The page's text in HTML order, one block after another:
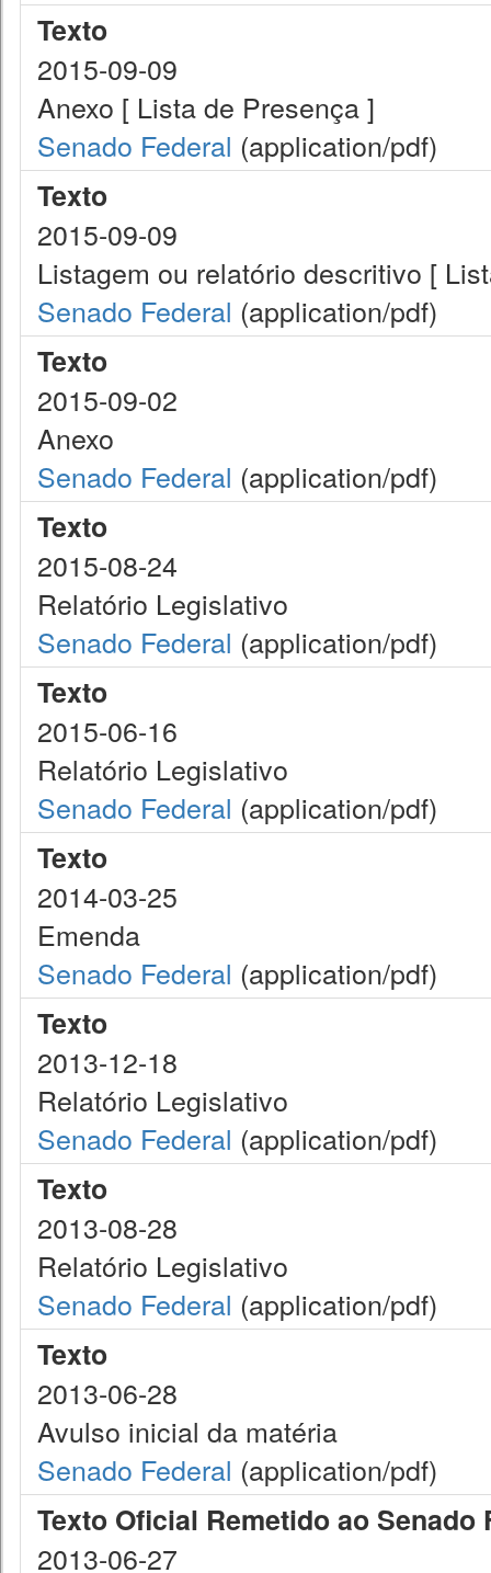
Texto
2015-09-09
Anexo [ Lista de Presença ]
Senado Federal (application/pdf)
Texto
2015-09-09
Listagem ou relatório descritivo [
Senado Federal (application/pdf)
Texto
2015-09-02
Anexo
Senado Federal (application/pdf)
Texto
2015-08-24
Relatório Legislativo
Senado Federal (application/pdf)
Texto
2015-06-16
Relatório Legislativo
Senado Federal (application/pdf)
Texto
2014-03-25
Emenda
Senado Federal (application/pdf)
Texto
2013-12-18
Relatório Legislativo
Senado Federal (application/pdf)
Texto
2013-08-28
Relatório Legislativo
Senado Federal (application/pdf)
Texto
2013-06-28
Avulso inicial da matéria
Senado Federal (application/pdf)
Texto Oficial Remetido ao Senado
2013-06-27